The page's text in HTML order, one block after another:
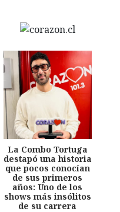
La Combo Tortuga
destapó una historia
que pocos conocían
de sus primeros
años: Uno de los
shows más insólitos
de su carrera